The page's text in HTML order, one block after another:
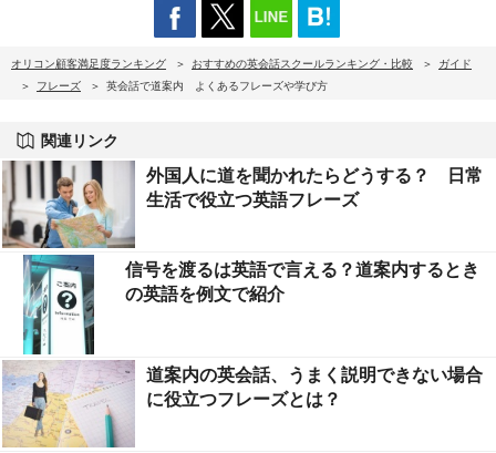
オリコン顧客満足度ランキング おすすめの英会話スクールランキング・比較
ガイド
フレーズ
英会話で道案内 よくあるフレーズや学び方
関連リンク
外国人に道を聞かれたらどうする？ 日常
生活で役立つ英語フレーズ
信号を渡るは英語で言える？道案内するとき
の英語を例文で紹介
道案内の英会話、うまく説明できない場合
に役立つフレーズとは？